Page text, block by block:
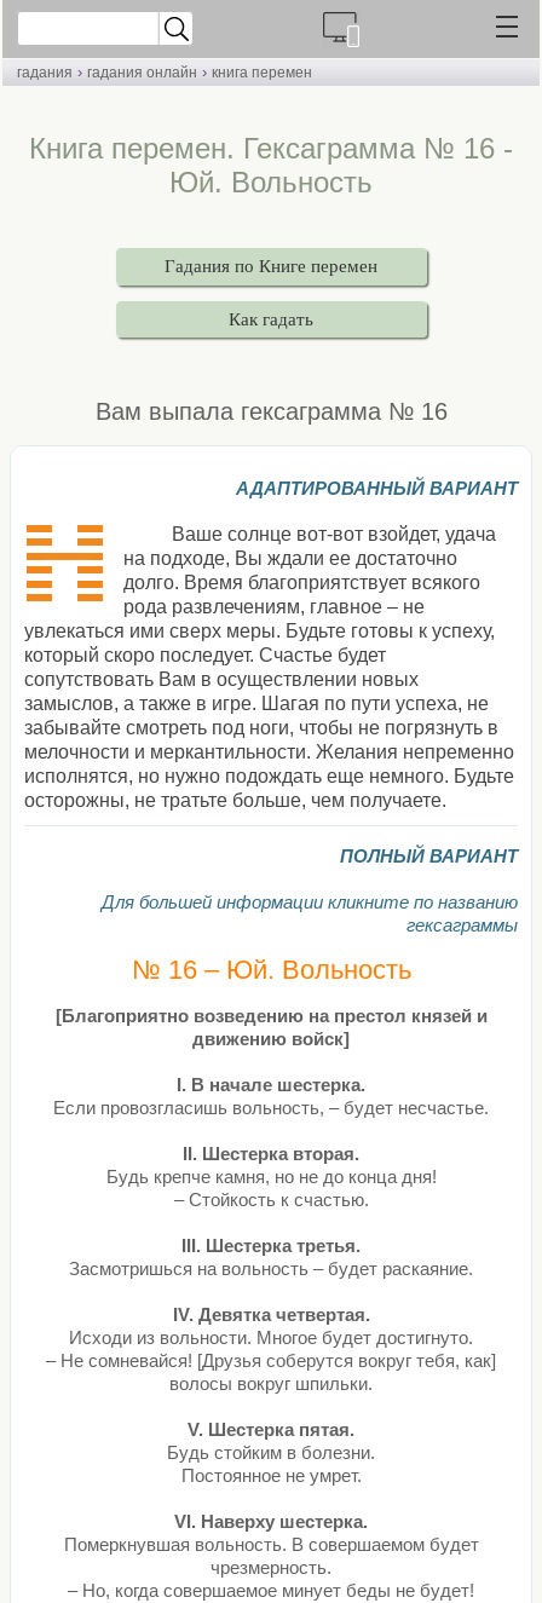
гадания › гадания онлайн › книга перемен
Книга перемен. Гексаграмма № 16 -
Юй. Вольность
Гадания по Книге перемен
Как гадать
Вам выпала гексаграмма № 16
АДАПТИРОВАННЫЙ ВАРИАНТ
Ваше солнце вот-вот взойдет, удача
на подходе, Вы ждали ее достаточно
долго. Время благоприятствует всякого
рода развлечениям, главное – не
увлекаться ими сверх меры. Будьте готовы к успеху,
который скоро последует. Счастье будет
сопутствовать Вам в осуществлении новых
замыслов, а также в игре. Шагая по пути успеха, не
забывайте смотреть под ноги, чтобы не погрязнуть в
мелочности и меркантильности. Желания непременно
исполнятся, но нужно подождать еще немного. Будьте
осторожны, не тратьте больше, чем получаете.
ПОЛНЫЙ ВАРИАНТ
Для большей информации кликните по названию
гексаграммы
№ 16 – Юй. Вольность
[Благоприятно возведению на престол князей и
движению войск]
I. В начале шестерка.
Если провозгласишь вольность, – будет несчастье.
II. Шестерка вторая.
Будь крепче камня, но не до конца дня!
– Стойкость к счастью.
III. Шестерка третья.
Засмотришься на вольность – будет раскаяние.
IV. Девятка четвертая.
Исходи из вольности. Многое будет достигнуто.
– Не сомневайся! [Друзья соберутся вокруг тебя, как]
волосы вокруг шпильки.
V. Шестерка пятая.
Будь стойким в болезни.
Постоянное не умрет.
VI. Наверху шестерка.
Померкнувшая вольность. В совершаемом будет
чрезмерность.
– Но, когда совершаемое минует беды не будет!